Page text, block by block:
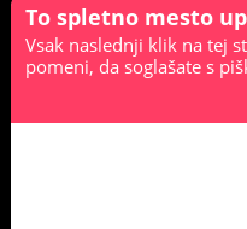
To spletno mesto
Vsak naslednji klik na tej
pomeni, da soglašate s